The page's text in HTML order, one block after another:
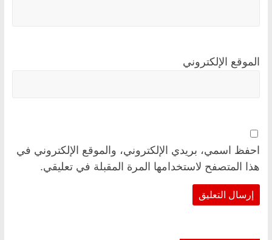
الموقع الإلكتروني
احفظ اسمي، بريدي الإلكتروني، والموقع الإلكتروني في
هذا المتصفح لاستخدامها المرة المقبلة في تعليقي.